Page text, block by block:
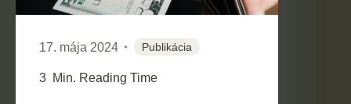
17. mája 2024 Publikácia
3 Min. Reading Time